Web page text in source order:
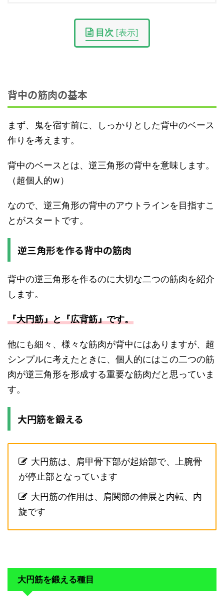
目次 [表示]
背中の筋肉の基本
まず、鬼を宿す前に、しっかりとした背中のベース
作りを考えます。
背中のベースとは、逆三角形の背中を意味します。
（超個人的w）
なので、逆三角形の背中のアウトラインを目指すこ
とがスタートです。
逆三角形を作る背中の筋肉
背中の逆三角形を作るのに大切な二つの筋肉を紹介
します。
『大円筋』と『広背筋』です。
他にも細々、様々な筋肉が背中にはありますが、超
シンプルに考えたときに、個人的にはこの二つの筋
肉が逆三角形を形成する重要な筋肉だと思っていま
す。
大円筋を鍛える
大円筋は、肩甲骨下部が起始部で、上腕骨
が停止部となっています
大円筋の作用は、肩関節の伸展と内転、内
旋です
大円筋を鍛える種目